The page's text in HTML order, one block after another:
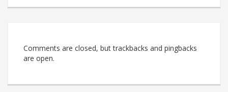
Comments are closed, but trackbacks and pingbacks
are open.